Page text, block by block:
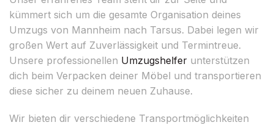
kümmert sich um die gesamte Organisation deines
Umzugs von Mannheim nach Tarsus. Dabei legen wir
großen Wert auf Zuverlässigkeit und Termintreue.
Unsere professionellen Umzugshelfer unterstützen
dich beim Verpacken deiner Möbel und transportieren
diese sicher zu deinem neuen Zuhause.
Wir bieten dir verschiedene Transportmöglichkeiten